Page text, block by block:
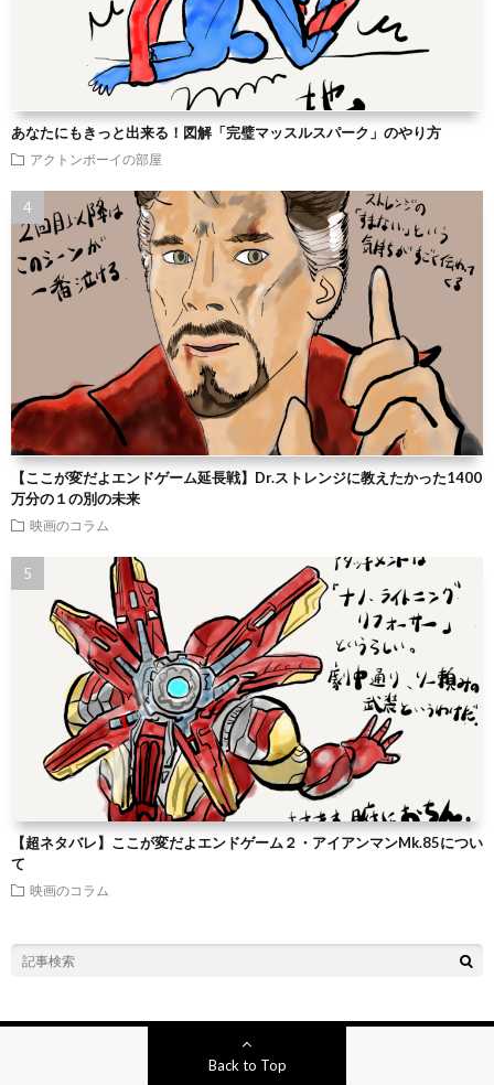
あなたにもきっと出来る！図解「完璧マッスルスパーク」のやり方
アクトンボーイの部屋
【ここが変だよエンドゲーム延長戦】Dr.ストレンジに教えたかった1400
万分の１の別の未来
映画のコラム
【超ネタバレ】ここが変だよエンドゲーム２・アイアンマンMk.85につい
て
映画のコラム
Back to Top